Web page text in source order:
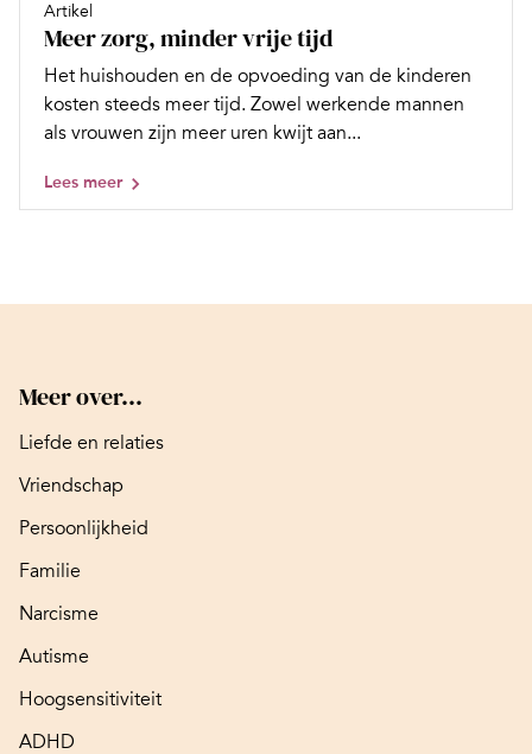
Artikel
Meer zorg, minder vrije tijd
Het huishouden en de opvoeding van de kinderen
kosten steeds meer tijd. Zowel werkende mannen
als vrouwen zijn meer uren kwijt aan...
Lees meer
Meer over...
Liefde en relaties
Vriendschap
Persoonlijkheid
Familie
Narcisme
Autisme
Hoogsensitiviteit
ADHD